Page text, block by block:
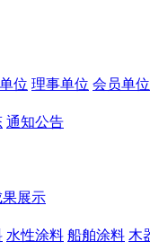
位 理事单位 会员单位
通知公告
果展示
水性涂料 船舶涂料 木